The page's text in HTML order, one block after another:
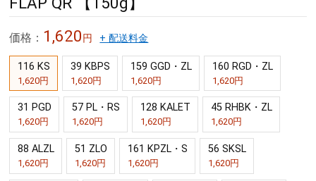
価格： 1,620円 + 配送料金
116 KS
1,620円
39 KBPS
1,620円
159 GGD・ZL
1,620円
160 RGD・ZL
1,620円
31 PGD
1,620円
57 PL・RS
1,620円
128 KALET
1,620円
45 RHBK・ZL
1,620円
88 ALZL
1,620円
51 ZLO
1,620円
161 KPZL・S
1,620円
56 SKSL
1,620円